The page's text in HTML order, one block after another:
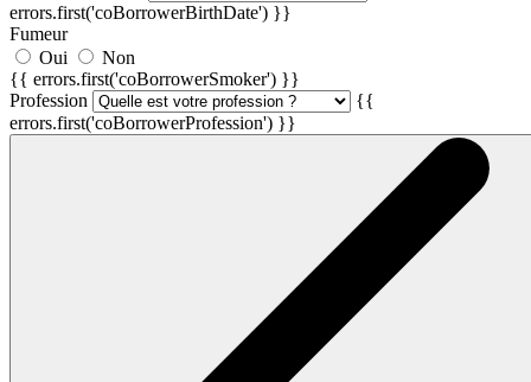
errors.first('coBorrowerBirthDate') }}
Fumeur
Oui
Non
{{ errors.first('coBorrowerSmoker') }}
Profession
{{
errors.first('coBorrowerProfession') }}